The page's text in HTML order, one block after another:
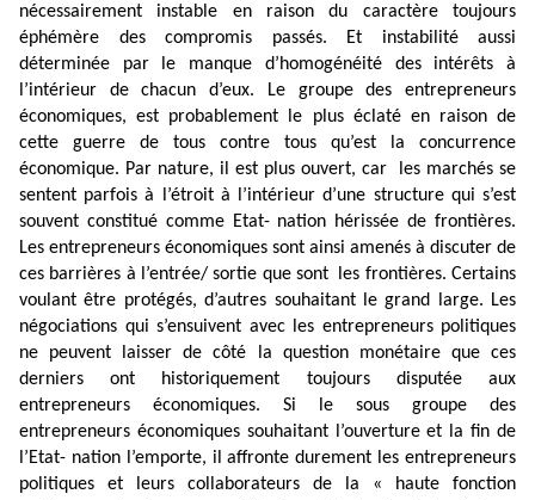
nécessairement instable en raison du caractère toujours
éphémère des compromis passés. Et instabilité aussi
déterminée par le manque d’homogénéité des intérêts à
l’intérieur de chacun d’eux. Le groupe des entrepreneurs
économiques, est probablement le plus éclaté en raison de
cette guerre de tous contre tous qu’est la concurrence
économique. Par nature, il est plus ouvert, car
les marchés se
sentent parfois à l’étroit à l’intérieur d’une structure qui s’est
souvent constitué comme Etat- nation hérissée de frontières.
Les entrepreneurs économiques sont ainsi amenés à discuter de
ces barrières à l’entrée/ sortie que sont les frontières. Certains
voulant être protégés, d’autres souhaitant le grand large. Les
négociations qui s’ensuivent avec les entrepreneurs politiques
ne peuvent laisser de côté la question monétaire que ces
derniers ont historiquement toujours disputée aux
entrepreneurs économiques. Si le sous groupe des
entrepreneurs économiques souhaitant l’ouverture et la fin de
l’Etat- nation l’emporte, il affronte durement les entrepreneurs
politiques et leurs collaborateurs de la « haute fonction